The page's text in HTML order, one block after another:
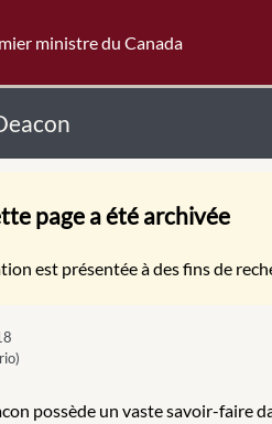
ministre du Canada
d'avertissement
page a été archivée
est présentée à des fins de
possède un vaste savoir-faire